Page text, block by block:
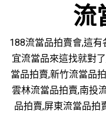
流
188流當品拍賣會,這
宜流當品來這找就對
當品拍賣,新竹流當品
雲林流當品拍賣,南投
品拍賣,屏東流當品拍